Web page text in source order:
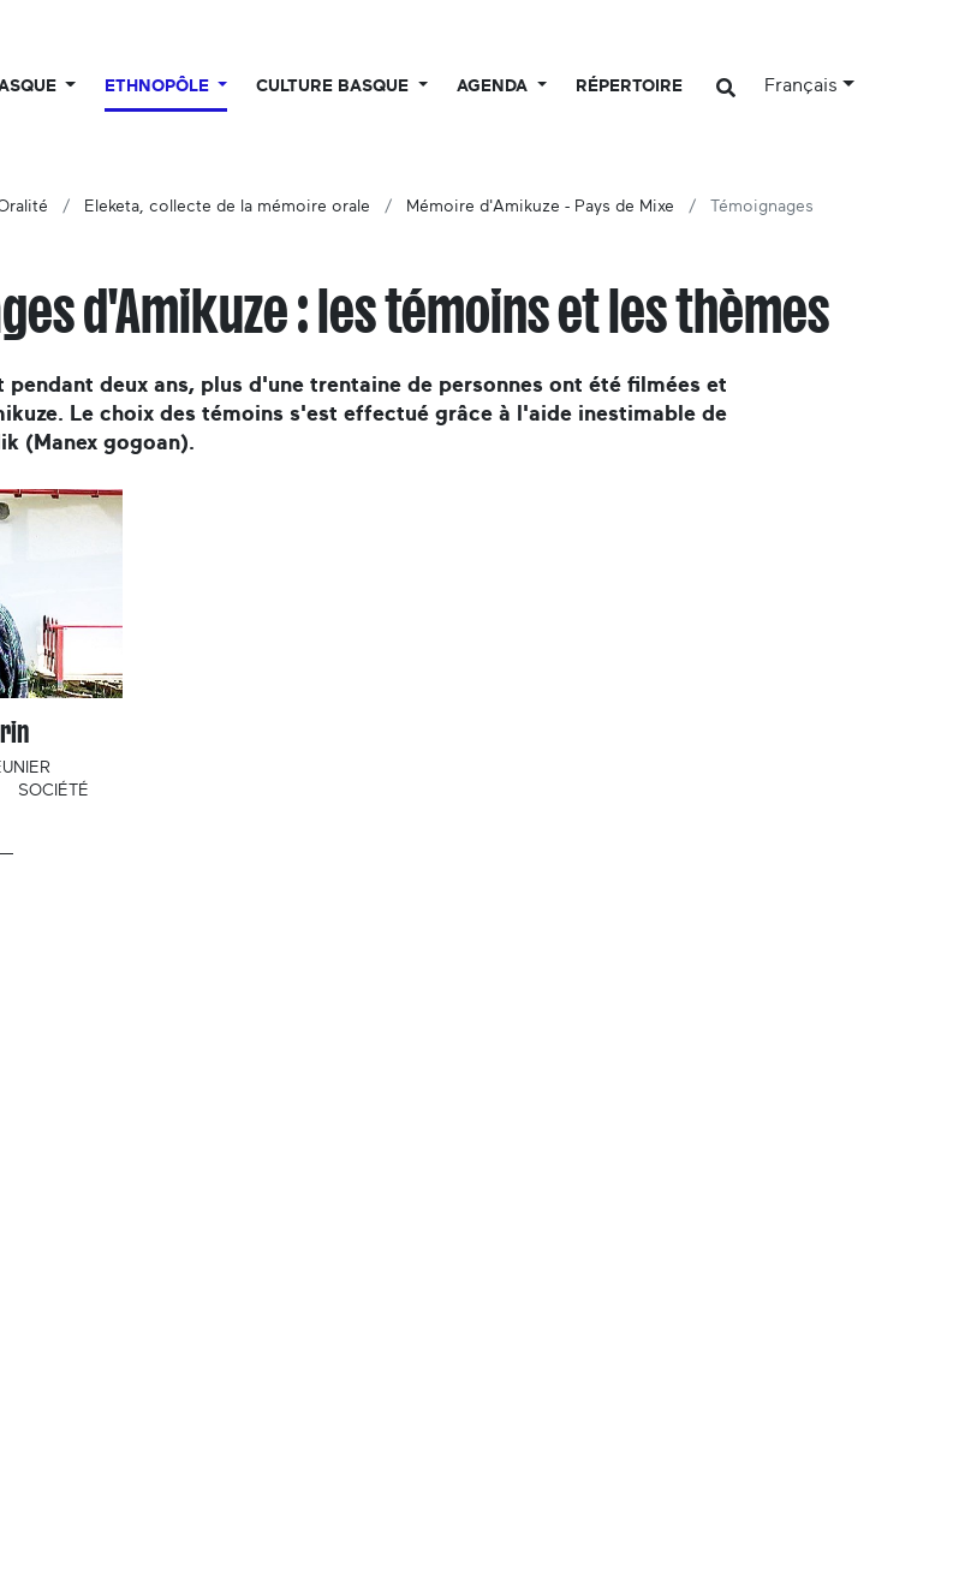
ETHNOPÔLE CULTURE BASQUE AGENDA RÉPERTOIRE Français
Eleketa, collecte de la mémoire orale Mémoire d'Amikuze - Pays de Mixe
Témoignages
d'Amikuze : les témoins et les thèmes
deux ans, plus d'une trentaine de personnes ont été filmées et
Le choix des témoins s'est effectué grâce à l'aide inestimable de
(Manex gogoan).
SOCIÉTÉ